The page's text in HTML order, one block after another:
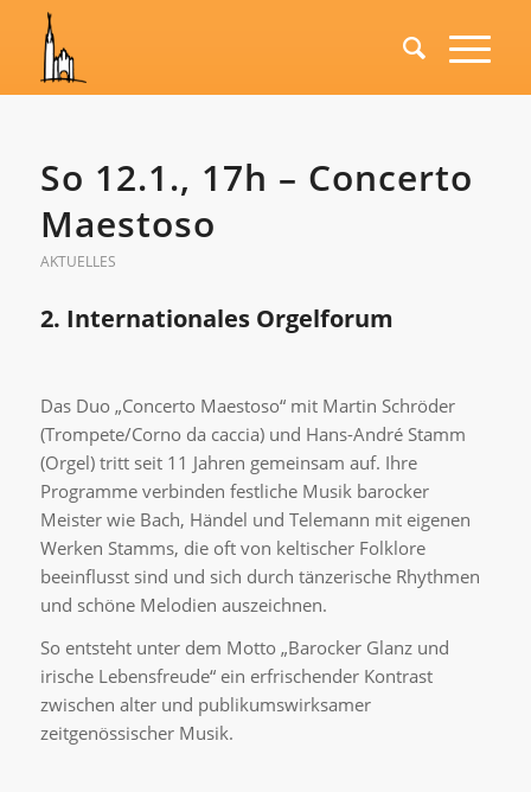
So 12.1., 17h – Concerto
Maestoso
AKTUELLES
2. Internationales Orgelforum
Das Duo „Concerto Maestoso“ mit Martin Schröder
(Trompete/Corno da caccia) und Hans-André Stamm
(Orgel) tritt seit 11 Jahren gemeinsam auf. Ihre
Programme verbinden festliche Musik barocker
Meister wie Bach, Händel und Telemann mit eigenen
Werken Stamms, die oft von keltischer Folklore
beeinflusst sind und sich durch tänzerische Rhythmen
und schöne Melodien auszeichnen.
So entsteht unter dem Motto „Barocker Glanz und
irische Lebensfreude“ ein erfrischender Kontrast
zwischen alter und publikumswirksamer
zeitgenössischer Musik.